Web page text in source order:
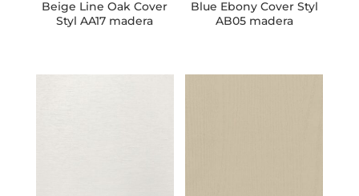
Beige Line Oak Cover
Styl AA17 madera
Blue Ebony Cover Styl
AB05 madera